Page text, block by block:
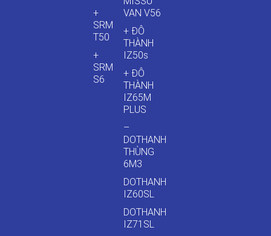
+
SRM
T50
+
SRM
S6
VAN V56
+ ĐÔ
THÀNH
IZ50s
+ ĐÔ
THÀNH
IZ65M
PLUS
–
DOTHANH
THÙNG
6M3
DOTHANH
IZ60SL
DOTHANH
IZ71SL